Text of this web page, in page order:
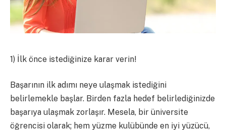
1) İlk önce istediğinize karar verin!
Başarının ilk adımı neye ulaşmak istediğini
belirlemekle başlar. Birden fazla hedef belirlediğinizde
başarıya ulaşmak zorlaşır. Mesela, bir üniversite
öğrencisi olarak; hem yüzme kulübünde en iyi yüzücü,